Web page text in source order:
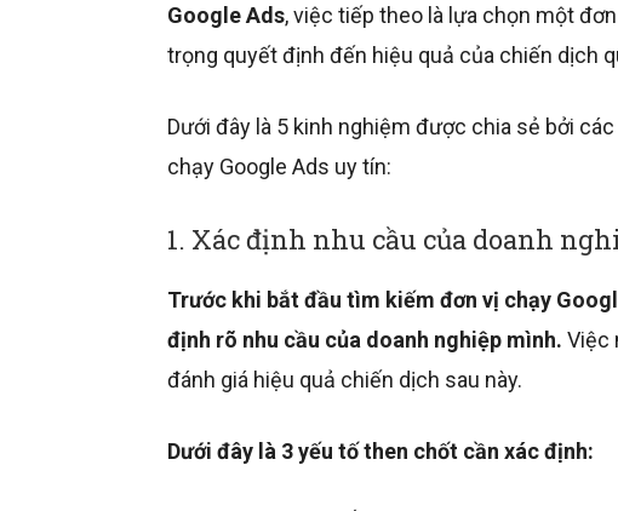
Google Ads, việc tiếp theo là lựa chọn một
trọng quyết định đến hiệu quả của chiến dịch
Dưới đây là 5 kinh nghiệm được chia sẻ bởi
chạy Google Ads uy tín:
1. Xác định nhu cầu của doanh
Trước khi bắt đầu tìm kiếm đơn vị chạy
định rõ nhu cầu của doanh nghiệp mình. Việc
đánh giá hiệu quả chiến dịch sau này.
Dưới đây là 3 yếu tố then chốt cần xác định: